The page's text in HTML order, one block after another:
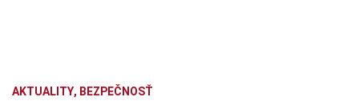
AKTUALITY, BEZPEČNOSŤ